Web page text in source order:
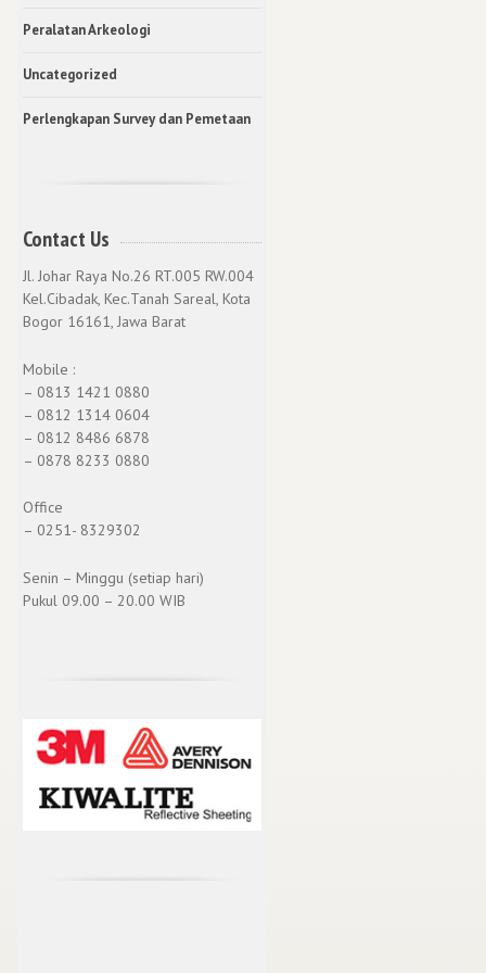
Peralatan Arkeologi
Uncategorized
Perlengkapan Survey dan Pemetaan
Contact Us
Jl. Johar Raya No.26 RT.005 RW.004
Kel.Cibadak, Kec.Tanah Sareal, Kota
Bogor 16161, Jawa Barat
Mobile :
– 0813 1421 0880
– 0812 1314 0604
– 0812 8486 6878
– 0878 8233 0880
Office
– 0251- 8329302
Senin – Minggu (setiap hari)
Pukul 09.00 – 20.00 WIB